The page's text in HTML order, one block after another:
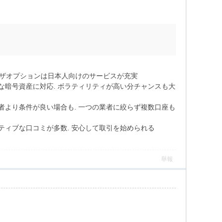
オプションは日本人向けのサービスが充実
号資産に対応. ボラティリティが高い分チャンスも大
り条件が良い場合も. 一つの業者に絞らず複数口座も
ブな口コミが多数. 安心して取引を始められる
舉報